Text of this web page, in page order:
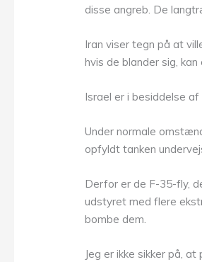
disse angreb. De
Iran viser tegn på at
hvis de blander sig,
Israel er i besiddelse
Under normale
opfyldt tanken
Derfor er de F-35-fly,
udstyret med flere
bombe dem.
Jeg er ikke sikker på,